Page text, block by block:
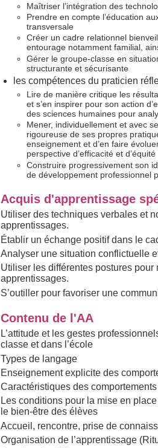
Maîtriser l’intégration des
Prendre en compte l’éducation
transversale
Créer un cadre relationnel
entourage notamment familial,
Gérer le groupe-classe en
structurante et sécurisante
les compétences du praticien
Lire de manière critique les
et s’en inspirer pour son action
des sciences humaines pour
Mener, individuellement et avec
rigoureuse de ses propres
enseignement et d’en faire
perspective d’efficacité et d’équité
Construire progressivement son
de développement professionnel
Acquis d'apprentissage
Utiliser des techniques verbales et
apprentissages.
Établir un échange positif dans le
Analyser une situation conflictuelle
Utiliser les différentes postures
apprentissages.
S’outiller pour favoriser une
Contenu de l'AA
L’attitude et les gestes
classe et dans l’école
Types de langage
Enseignement explicite des
Caractéristiques des comportements
Les conditions pour la mise en
le bien-être des élèves
Accueil, rencontre, prise de
Organisation de l’apprentissage